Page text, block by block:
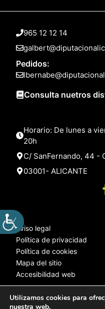
965 12 12 14
Pedidos:
Consulta nuetros
Horario: De lunes a
20h
C/ SanFernando, 44 -
03001- ALICANTE
Aviso legal
Política de privacidad
Política de cookies
Mapa del sitio
Accesibilidad web
Utilizamos cookies para
nuestra web.